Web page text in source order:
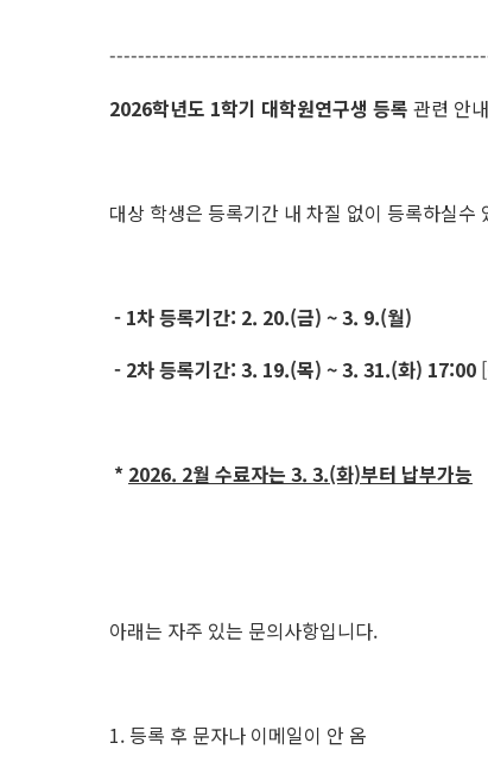
2026학년도 1학기 대학원연구생 등록 관련 안
대상 학생은 등록기간 내 차질 없이 등록하실수
- 1차 등록기간: 2. 20.(금) ~ 3. 9.(월)
- 2차 등록기간: 3. 19.(목) ~ 3. 31.(화) 17:00
* 2026. 2월 수료자는 3. 3.(화)부터 납부가능
아래는 자주 있는 문의사항입니다.
1. 등록 후 문자나 이메일이 안 옴